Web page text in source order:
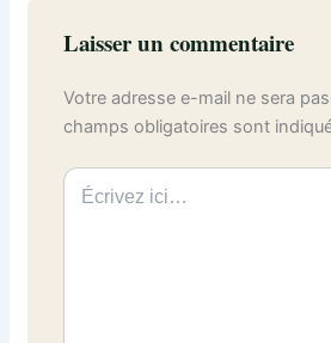
Laisser un commentaire
Votre adresse e-mail ne sera
champs obligatoires sont
Écrivez
ici…